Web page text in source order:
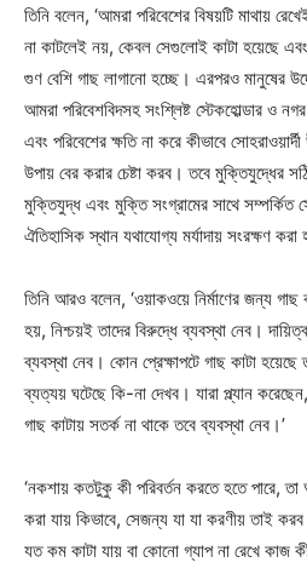
তিনি বলেন, ‘আমরা পরিবেশের বিষয়টি মাথায়
না কাটলেই নয়, কেবল সেগুলােই কাটা হয়েছে
গুণ বেশি গাছ লাগানাে হচ্ছে। এরপরও মানুষের
আমরা পরিবেশবিদসহ সংশ্লিষ্ট স্টেকহােল্ডার ও
এবং পরিবেশের ক্ষতি না করে কীভাবে
উপায় বের করার চেষ্টা করব। তবে মুক্তিযুদ্ধের
মুক্তিযুদ্ধ এবং মুক্তি সংগ্রামের সাথে সম্পর্কিত
ঐতিহাসিক স্থান যথাযােগ্য মর্যাদায় সংরক্ষণ করা
তিনি আরও বলেন, ‘ওয়াকওয়ে নির্মাণের জন্য
হয়, নিশ্চয়ই তাদের বিরুদ্ধে ব্যবস্থা নেব।
ব্যবস্থা নেব। কোন প্রেক্ষাপটে গাছ কাটা হয়েছে
ব্যত্যয় ঘটেছে কি-না দেখব। যারা প্ল্যান
গাছ কাটায় সতর্ক না থাকে তবে ব্যবস্থা নেব।’
‘নকশায় কতটুকু কী পরিবর্তন করতে হতে পারে,
করা যায় কিভাবে, সেজন্য যা যা করণীয় তাই
যত কম কাটা যায় বা কোনো গ্যাপ না রেখে কাজ